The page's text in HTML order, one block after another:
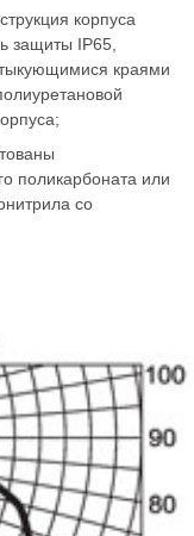
корпуса
защиты IP65,
краями
поликарбоната или
со